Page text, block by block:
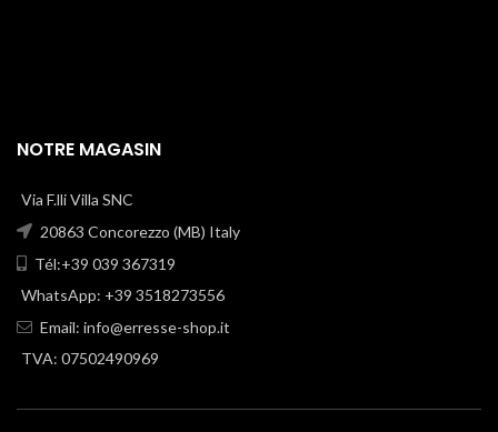
NOTRE MAGASIN
Via F.lli Villa SNC
20863 Concorezzo (MB) Italy
Tél:+39 039 367319
WhatsApp: +39 3518273556
Email: info@erresse-shop.it
TVA: 07502490969